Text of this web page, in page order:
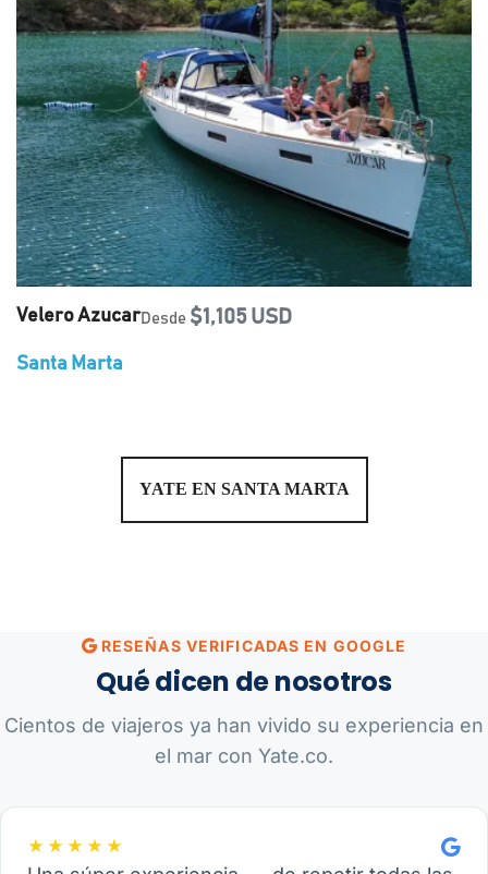
Velero AzucarDesde $1,105 USD
Santa Marta
YATE EN SANTA MARTA
RESEÑAS VERIFICADAS EN GOOGLE
Qué dicen de nosotros
Cientos de viajeros ya han vivido su experiencia en
el mar con Yate.co.
★★★★★